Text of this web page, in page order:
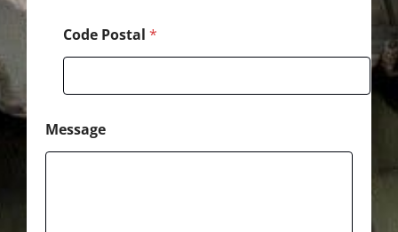
Code Postal *
Message